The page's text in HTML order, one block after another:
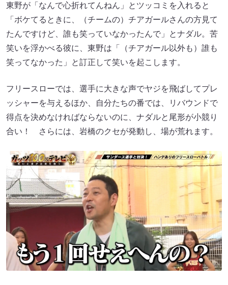
東野が「なんで心折れてんねん」とツッコミを入れると
「ボケてるときに、（チームの）チアガールさんの方見て
たんですけど、誰も笑っていなかったんで」とナダル。苦
笑いを浮かべる彼に、東野は「（チアガール以外も）誰も
笑ってなかった」と訂正して笑いを起こします。
フリースローでは、選手に大きな声でヤジを飛ばしてプレ
ッシャーを与えるほか、自分たちの番では、リバウンドで
得点を決めなければならないのに、ナダルと尾形が小競り
合い！ さらには、岩橋のクセが発動し、場が荒れます。